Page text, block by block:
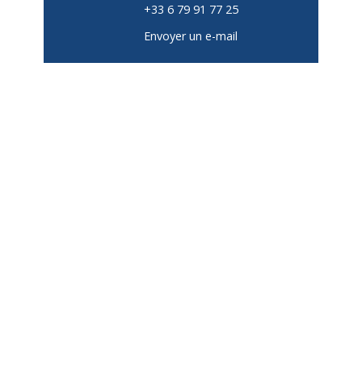
+33 6 79 91 77 25
Envoyer un e-mail